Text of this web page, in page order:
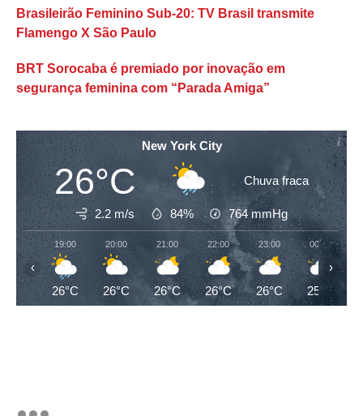
Brasileirão Feminino Sub-20: TV Brasil transmite
Flamengo X São Paulo
BRT Sorocaba é premiado por inovação em
segurança feminina com “Parada Amiga”
New York City
26°C Chuva fraca
2.2 m/s 84% 764mmHg
19:00
26°C
20:00
26°C
21:00
26°C
22:00
26°C
23:00
26°C
00:00
25°C
‹ ›